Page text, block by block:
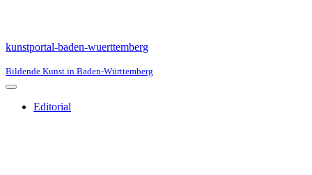
kunstportal-baden-wuerttemberg
Bildende Kunst in Baden-Württemberg
Navigationsmenü
Editorial